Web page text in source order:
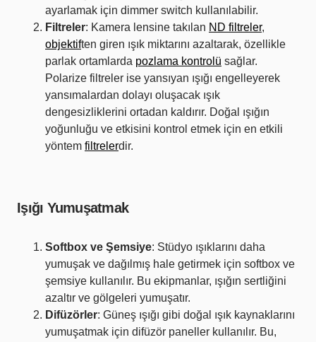
ayarlamak için dimmer switch kullanılabilir.
Filtreler: Kamera lensine takılan ND filtreler,
objektiften giren ışık miktarını azaltarak, özellikle
parlak ortamlarda pozlama kontrolü sağlar.
Polarize filtreler ise yansıyan ışığı engelleyerek
yansımalardan dolayı oluşacak ışık
dengesizliklerini ortadan kaldırır. Doğal ışığın
yoğunluğu ve etkisini kontrol etmek için en etkili
yöntem filtrelerdir.
Işığı Yumuşatmak
Softbox ve Şemsiye: Stüdyo ışıklarını daha
yumuşak ve dağılmış hale getirmek için softbox ve
şemsiye kullanılır. Bu ekipmanlar, ışığın sertliğini
azaltır ve gölgeleri yumuşatır.
Difüzörler: Güneş ışığı gibi doğal ışık kaynaklarını
yumuşatmak için difüzör paneller kullanılır. Bu,